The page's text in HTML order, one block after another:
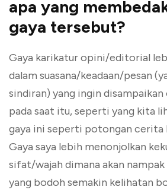
apa yang
gaya tersebut?
Gaya karikatur opini/editorial
dalam suasana/keadaan/pesan
sindiran) yang ingin disampaikan
pada saat itu, seperti yang kita
gaya ini seperti potongan cerita
Gaya saya lebih menonjolkan
sifat/wajah dimana akan
yang bodoh semakin kelihatan